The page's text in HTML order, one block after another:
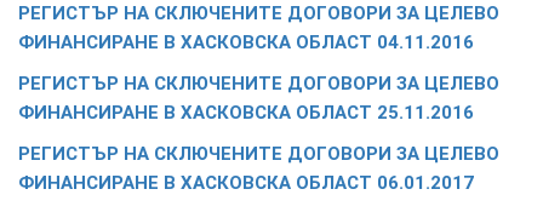
РЕГИСТЪР НА СКЛЮЧЕНИТЕ ДОГОВОРИ ЗА ЦЕЛЕВО
ФИНАНСИРАНЕ В ХАСКОВСКА ОБЛАСТ 04.11.2016
РЕГИСТЪР НА СКЛЮЧЕНИТЕ ДОГОВОРИ ЗА ЦЕЛЕВО
ФИНАНСИРАНЕ В ХАСКОВСКА ОБЛАСТ 25.11.2016
РЕГИСТЪР НА СКЛЮЧЕНИТЕ ДОГОВОРИ ЗА ЦЕЛЕВО
ФИНАНСИРАНЕ В ХАСКОВСКА ОБЛАСТ 06.01.2017